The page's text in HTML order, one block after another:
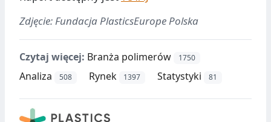
Zdjęcie: Fundacja PlasticsEurope Polska
Czytaj więcej: Branża polimerów 1750
Analiza 508 Rynek 1397 Statystyki 81